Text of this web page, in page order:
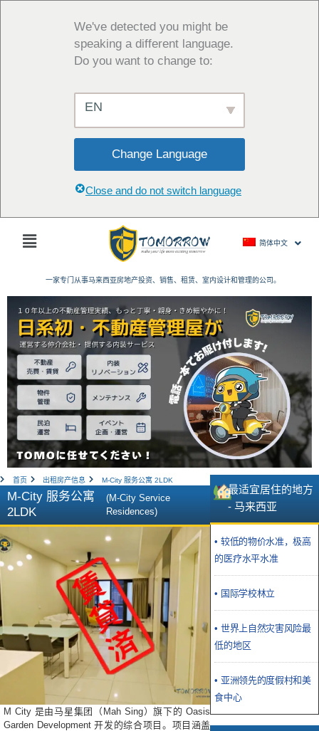
We've detected you might be
speaking a different language.
Do you want to change to:
EN
Change Language
Close and do not switch language
主
简体中文
一家专门从事马来西亚房地产投资、销售、租赁、室内设计和管理的公司。
最适宜居住的地方
- 马来西亚
• 较低的物价水准，极高
的医疗水平水准
• 国际学校林立
• 世界上自然灾害风险最
低的地区
• 亚洲领先的度假村和美
食中心
首页 出租房产信息 M-City 服务公寓 2LDK
M-City 服务公寓
2LDK
(M-City Service
Residences)
M City 是由马星集团（Mah Sing）旗下的 Oasis
Garden Development 开发的综合项目。项目涵盖